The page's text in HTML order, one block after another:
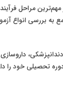
مهم‌ترین مراحل
بررسی انواع
تحصیلی خود را